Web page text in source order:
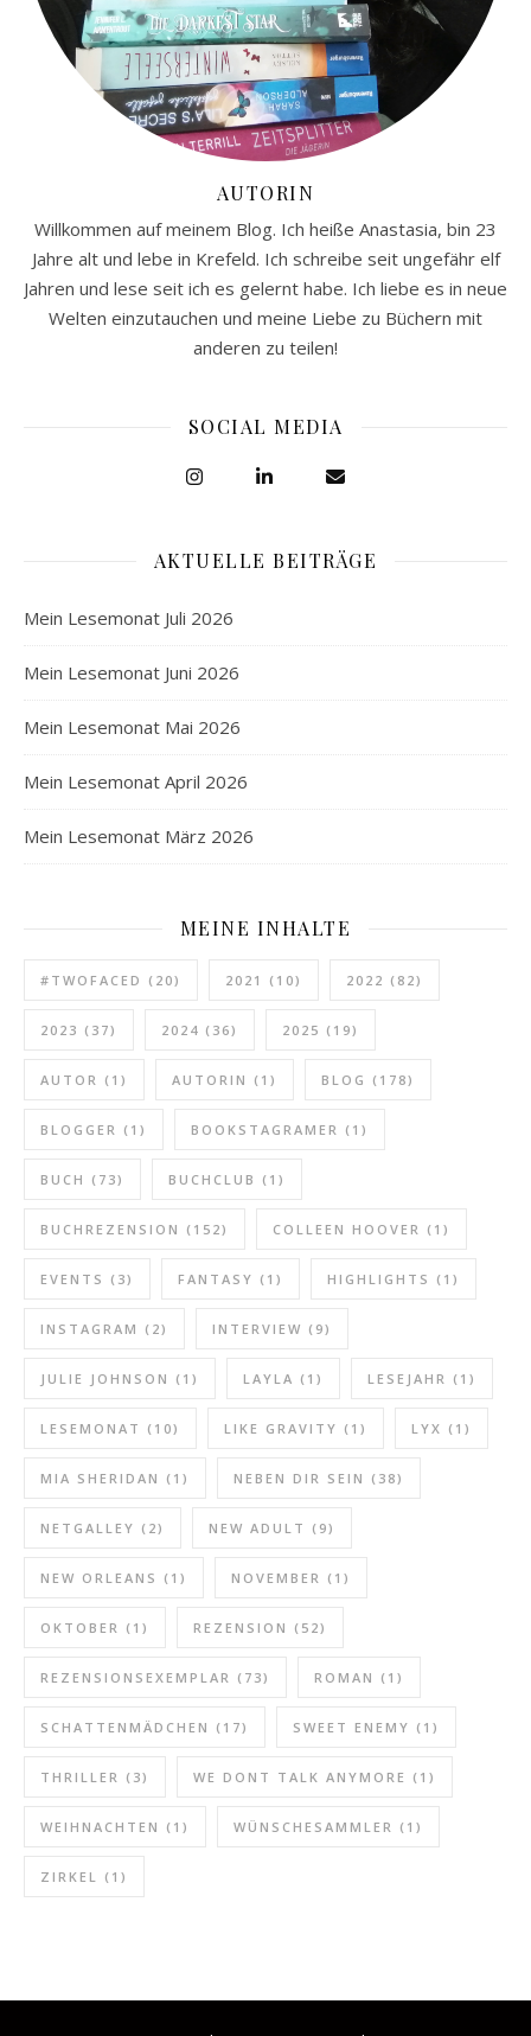
AUTORIN
Willkommen auf meinem Blog. Ich heiße Anastasia, bin 23
Jahre alt und lebe in Krefeld. Ich schreibe seit ungefähr elf
Jahren und lese seit ich es gelernt habe. Ich liebe es in neue
Welten einzutauchen und meine Liebe zu Büchern mit
anderen zu teilen!
SOCIAL MEDIA
AKTUELLE BEITRÄGE
Mein Lesemonat Juli 2026
Mein Lesemonat Juni 2026
Mein Lesemonat Mai 2026
Mein Lesemonat April 2026
Mein Lesemonat März 2026
MEINE INHALTE
#TWOFACED (20) 2021 (10) 2022 (82)
2023 (37) 2024 (36) 2025 (19)
AUTOR (1) AUTORIN (1) BLOG (178)
BLOGGER (1) BOOKSTAGRAMER (1)
BUCH (73) BUCHCLUB (1)
BUCHREZENSION (152) COLLEEN HOOVER (1)
EVENTS (3) FANTASY (1) HIGHLIGHTS (1)
INSTAGRAM (2) INTERVIEW (9)
JULIE JOHNSON (1) LAYLA (1) LESEJAHR (1)
LESEMONAT (10) LIKE GRAVITY (1) LYX (1)
MIA SHERIDAN (1) NEBEN DIR SEIN (38)
NETGALLEY (2) NEW ADULT (9)
NEW ORLEANS (1) NOVEMBER (1)
OKTOBER (1) REZENSION (52)
REZENSIONSEXEMPLAR (73) ROMAN (1)
SCHATTENMÄDCHEN (17) SWEET ENEMY (1)
THRILLER (3) WE DONT TALK ANYMORE (1)
WEIHNACHTEN (1) WÜNSCHESAMMLER (1)
ZIRKEL (1)